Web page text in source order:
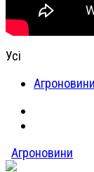
Усі
Агроновини
Агроновини